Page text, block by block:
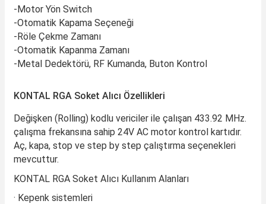
-Motor Yön Switch
-Otomatik Kapama Seçeneği
-Röle Çekme Zamanı
-Otomatik Kapanma Zamanı
-Metal Dedektörü, RF Kumanda, Buton Kontrol
KONTAL RGA Soket Alıcı Özellikleri
Değişken (Rolling) kodlu vericiler ile çalışan 433.92 MHz.
çalışma frekansına sahip 24V AC motor kontrol kartıdır.
Aç, kapa, stop ve step by step çalıştırma seçenekleri
mevcuttur.
KONTAL RGA Soket Alıcı Kullanım Alanları
· Kepenk sistemleri